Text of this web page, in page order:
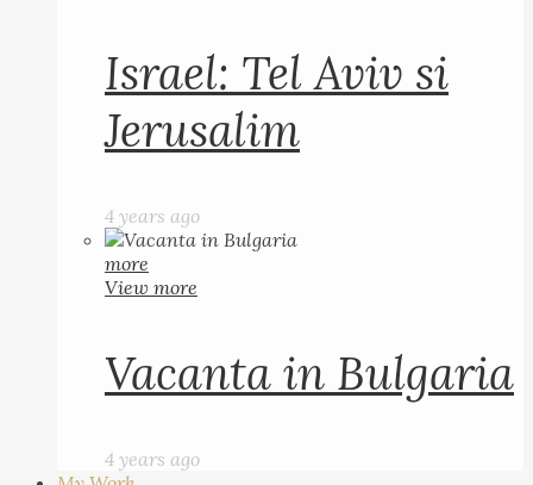
Israel: Tel Aviv si
Jerusalim
4 years ago
more
View more
Vacanta in Bulgaria
4 years ago